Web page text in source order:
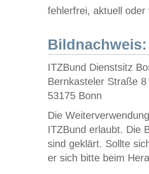
fehlerfrei, aktuell oder
Bildnachweis:
ITZBund Dienstsitz
Bernkasteler Straße 8
53175 Bonn
Die
ITZBund erlaubt. Die
sind geklärt. Sollte
er sich bitte beim